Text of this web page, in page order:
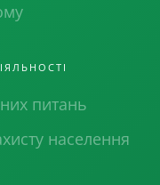
питань
населення